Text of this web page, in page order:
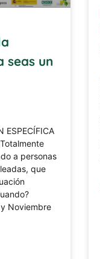
seas un
ESPECÍFICA
a personas
que
Noviembre